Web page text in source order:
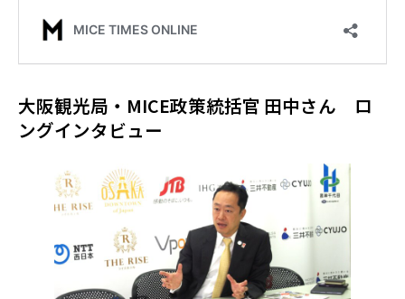
大阪観光局・MICE政策統括官 田中さん ロ
ングインタビュー